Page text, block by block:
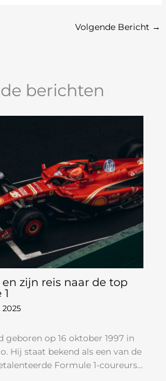
Volgende Bericht →
berichten
zijn reis naar de top
2025
geboren op 16 oktober 1997 in
Hij staat bekend als een van de
Formule 1-coureurs…